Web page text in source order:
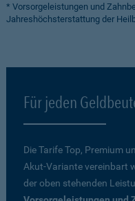
* Vorsorgeleistungen und
Jahreshöchsterstattung der
Für jeden
Die Tarife Top, Premium
Akut-Variante vereinbart
der oben stehenden